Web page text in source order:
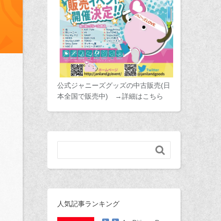
公式ジャニーズグッズの中古販売(日
本全国で販売中) →詳細はこちら

人気記事ランキング